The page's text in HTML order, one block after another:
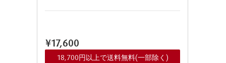
¥17,600
18,700円以上で送料無料(一部除く)